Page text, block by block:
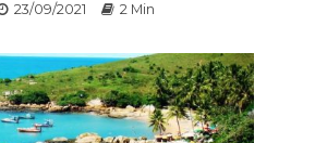
23/09/2021 2 Min